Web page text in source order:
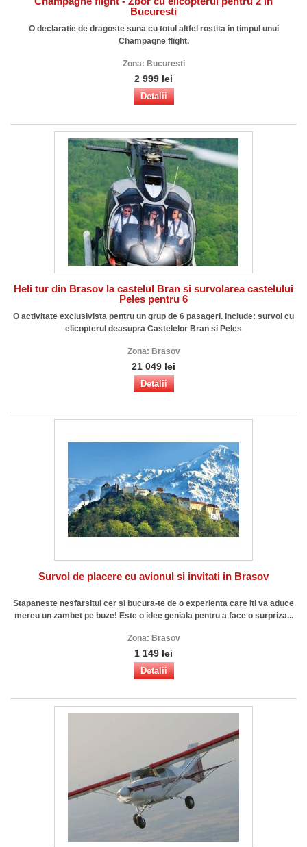
Bucuresti
O declaratie de dragoste suna cu totul altfel rostita in timpul unui
Champagne flight.
Zona: Bucuresti
2 999 lei
Detalii
Heli tur din Brasov la castelul Bran si survolarea castelului
Peles pentru 6
O activitate exclusivista pentru un grup de 6 pasageri. Include: survol cu
elicopterul deasupra Castelelor Bran si Peles
Zona: Brasov
21 049 lei
Detalii
Survol de placere cu avionul si invitati in Brasov
Stapaneste nesfarsitul cer si bucura-te de o experienta care iti va aduce
mereu un zambet pe buze! Este o idee geniala pentru a face o surpriza...
Zona: Brasov
1 149 lei
Detalii